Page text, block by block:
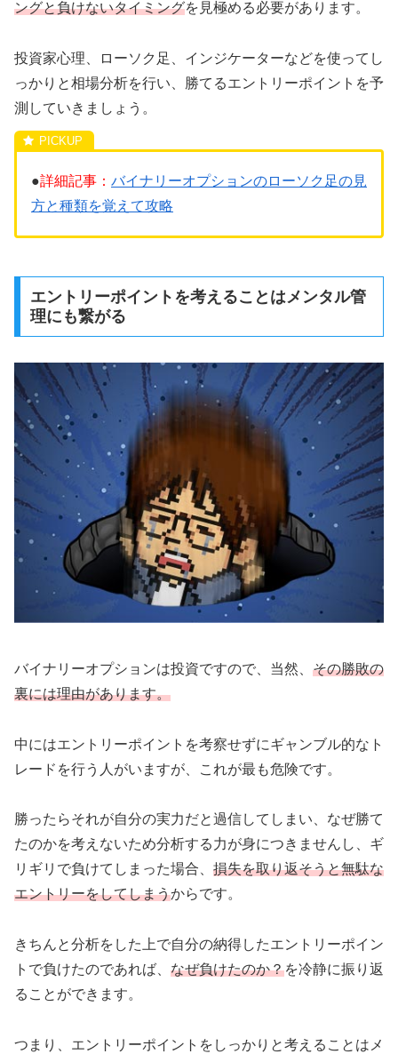
ングと負けないタイミングを見極める必要があります。
投資家心理、ローソク足、インジケーターなどを使ってし
っかりと相場分析を行い、勝てるエントリーポイントを予
測していきましょう。
●詳細記事： バイナリーオプションのローソク足の見
方と種類を覚えて攻略
エントリーポイントを考えることはメンタル管
理にも繋がる
バイナリーオプションは投資ですので、当然、 その勝敗の
裏には理由があります。
中にはエントリーポイントを考察せずにギャンブル的なト
レードを行う人がいますが、これが最も危険です。
勝ったらそれが自分の実力だと過信してしまい、なぜ勝て
たのかを考えないため分析する力が身につきませんし、ギ
リギリで負けてしまった場合、 損失を取り返そうと無駄な
エントリーをしてしまうからです。
きちんと分析をした上で自分の納得したエントリーポイン
トで負けたのであれば、 なぜ負けたのか？を冷静に振り返
ることができます。
つまり、エントリーポイントをしっかりと考えることはメ